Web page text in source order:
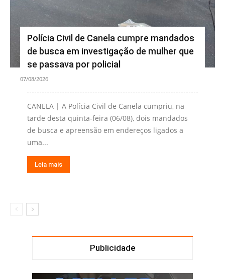
Polícia Civil de Canela cumpre mandados
de busca em investigação de mulher que
se passava por policial
07/08/2026
CANELA | A Polícia Civil de Canela cumpriu, na
tarde desta quinta-feira (06/08), dois mandados
de busca e apreensão em endereços ligados a
uma...
Leia mais
Publicidade